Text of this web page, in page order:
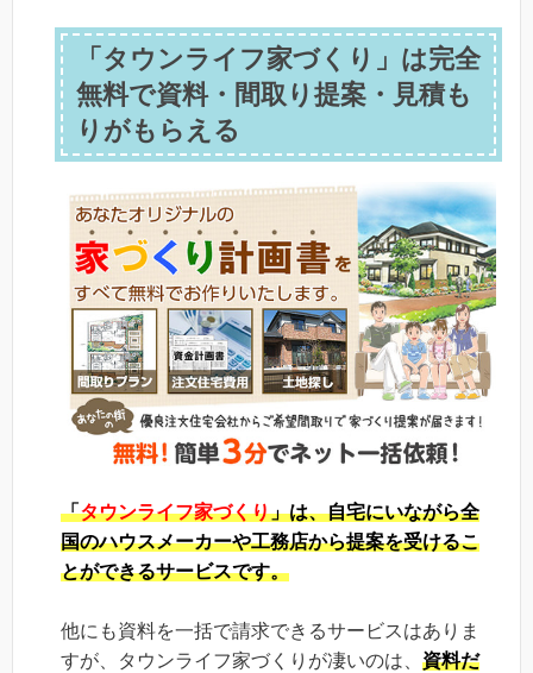
「タウンライフ家づくり」は完全
無料で資料・間取り提案・見積も
りがもらえる
「タウンライフ家づくり」は、自宅にいながら全
国のハウスメーカーや工務店から提案を受けるこ
とができるサービスです。
他にも資料を一括で請求できるサービスはありま
すが、タウンライフ家づくりが凄いのは、 資料だ